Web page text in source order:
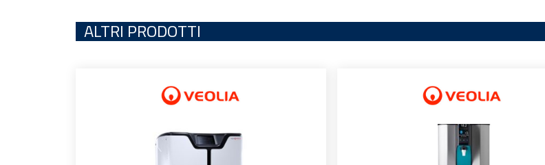
ALTRI PRODOTTI